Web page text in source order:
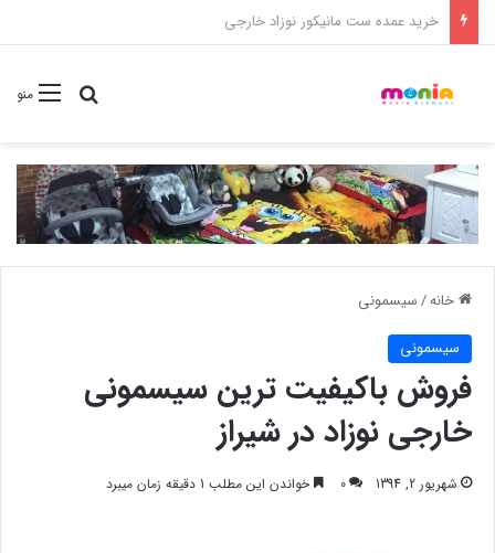
خرید شامپو سر و بدن 500 میل کودک موستلا
منوجستجو
خانه/سیسمونی
سیسمونی
فروش باکیفیت ترین سیسمونی
خارجی نوزاد در شیراز
شهریور 2, 1394 0 خواندن این مطلب 1 دقیقه زمان میبرد